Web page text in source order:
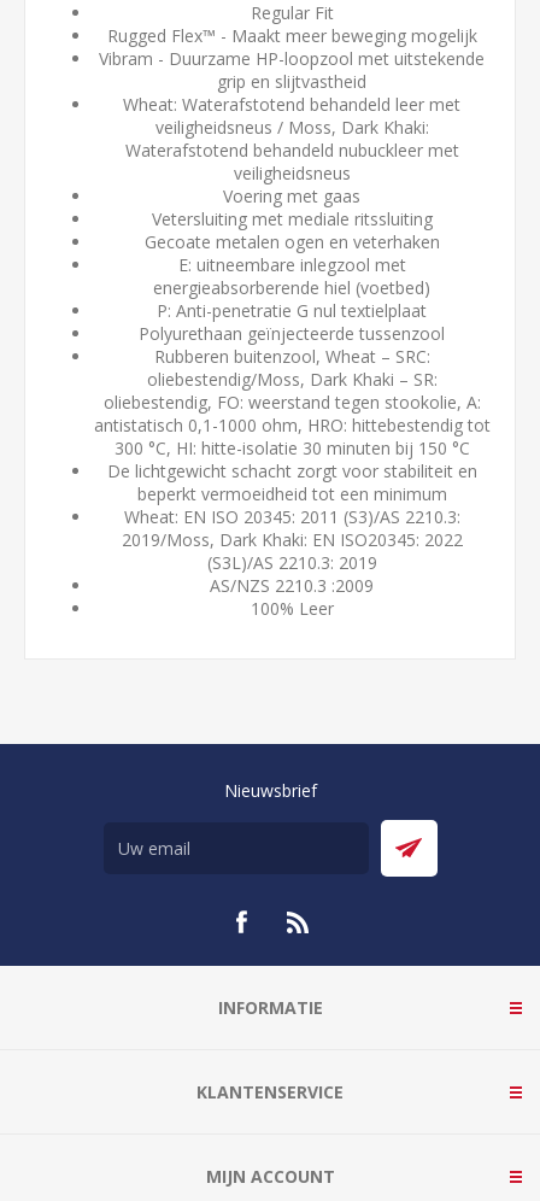
Regular Fit
Rugged Flex™ - Maakt meer beweging mogelijk
Vibram - Duurzame HP-loopzool met uitstekende
grip en slijtvastheid
Wheat: Waterafstotend behandeld leer met
veiligheidsneus / Moss, Dark Khaki:
Waterafstotend behandeld nubuckleer met
veiligheidsneus
Voering met gaas
Vetersluiting met mediale ritssluiting
Gecoate metalen ogen en veterhaken
E: uitneembare inlegzool met
energieabsorberende hiel (voetbed)
P: Anti-penetratie G nul textielplaat
Polyurethaan geïnjecteerde tussenzool
Rubberen buitenzool, Wheat – SRC:
oliebestendig/Moss, Dark Khaki – SR:
oliebestendig, FO: weerstand tegen stookolie, A:
antistatisch 0,1-1000 ohm, HRO: hittebestendig tot
300 °C, HI: hitte-isolatie 30 minuten bij 150 °C
De lichtgewicht schacht zorgt voor stabiliteit en
beperkt vermoeidheid tot een minimum
Wheat: EN ISO 20345: 2011 (S3)/AS 2210.3:
2019/Moss, Dark Khaki: EN ISO20345: 2022
(S3L)/AS 2210.3: 2019
AS/NZS 2210.3 :2009
100% Leer
Nieuwsbrief
INFORMATIE
KLANTENSERVICE
MIJN ACCOUNT